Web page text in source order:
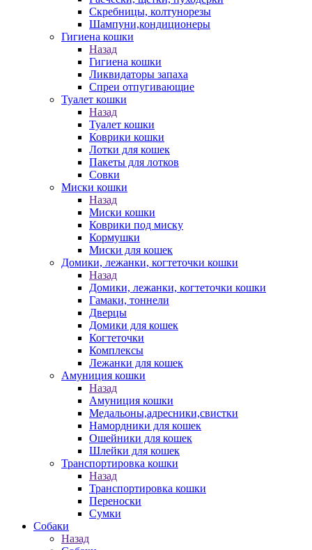
Скребницы, колтунорезы
Шампуни,кондиционеры
Гигиена кошки
Назад
Гигиена кошки
Ликвидаторы запаха
Спреи отпугивающие
Туалет кошки
Назад
Туалет кошки
Коврики кошки
Лотки для кошек
Пакеты для лотков
Совки
Миски кошки
Назад
Миски кошки
Коврики под миску
Кормушки
Миски для кошек
Домики, лежанки, когтеточки кошки
Назад
Домики, лежанки, когтеточки кошки
Гамаки, тоннели
Дверцы
Домики для кошек
Когтеточки
Комплексы
Лежанки для кошек
Амуниция кошки
Назад
Амуниция кошки
Медальоны,адресники,свистки
Намордники для кошек
Ошейники для кошек
Шлейки для кошек
Транспортировка кошки
Назад
Транспортировка кошки
Переноски
Сумки
Собаки
Назад